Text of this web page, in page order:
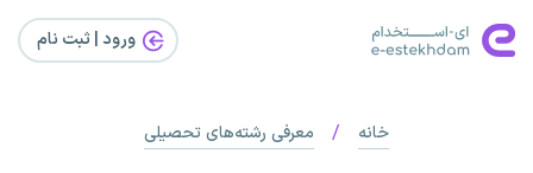
ورود | ثبت‌ نام
خانه / معرفی رشته‌های تحصیلی